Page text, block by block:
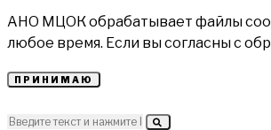
АНО МЦОК обрабатывает файлы
любое время. Если вы согласны с
ПРИНИМАЮ